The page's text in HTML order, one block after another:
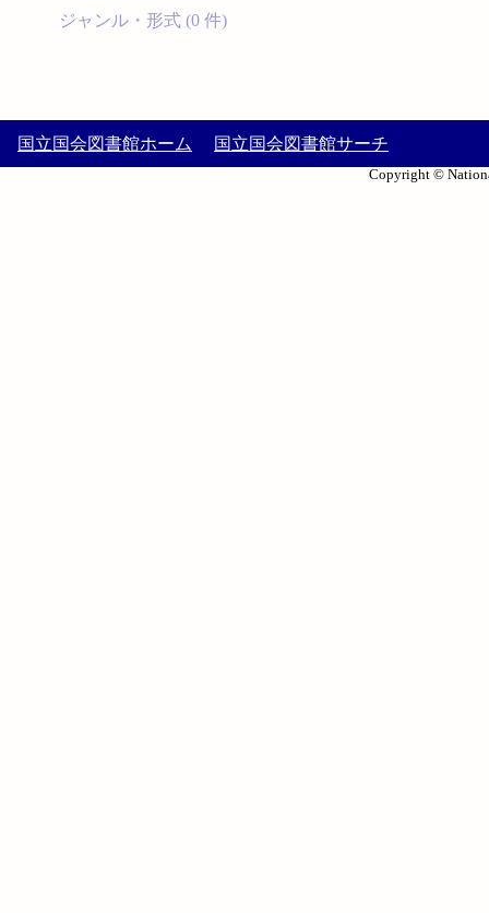
ジャンル・形式 (0 件)
国立国会図書館ホーム 国立国会図書館サーチ
Copyright ©